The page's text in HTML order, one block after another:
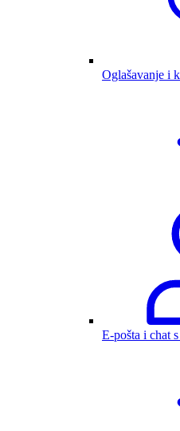
Oglašavanje i
E-pošta i chat